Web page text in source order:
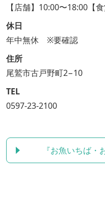
【店舗】10:00〜18:00【
休日
年中無休 ※要確認
住所
尾鷲市古戸野町2−10
TEL
0597-23-2100
『お魚いちば・